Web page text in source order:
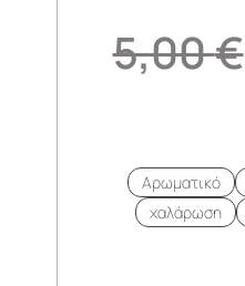
5,00€
Αρωματικό
χαλάρωση